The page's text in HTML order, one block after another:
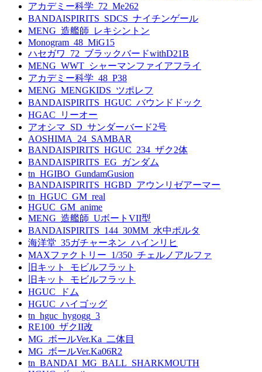
アカデミー科学_72_Me262
BANDAISPIRITS_SDCS_ナイチンゲール
MENG_造艦師_レキシントン
Monogram_48_MiG15
ハセガワ_72_ブラックバードwithD21B
MENG_WWT_シャーマンファイアフライ
アカデミー科学_48_P38
MENG_MENGKIDS_ツポレフ
BANDAISPIRITS_HGUC_バウンドドック
HGAC_リーオー
アオシマ_SD_サンダーバード2号
AOSHIMA_24_SAMBAR
BANDAISPIRITS_HGUC_234_ザク2体
BANDAISPIRITS_EG_ガンダム
tn_HGIBO_GundamGusion
BANDAISPIRITS_HGBD_アウンリゼアーマー
tn_HGUC_GM_real
HGUC_GM_anime
MENG_造艦師_UボートVII型
BANDAISPIRITS_144_30MM_水中ポルタ
海洋堂_35ガチャーネン_ハインリヒ
MAXファクトリー_1/350_チェルノアルファ
旧キット_モビルフラット
旧キット_モビルフラット
HGUC_ドム
HGUC_ハイゴッグ
tn_hguc_hygogg_3
RE100_ザクII改
MG_ボールVer.Ka_二体目
MG_ボールVer.Ka06R2
tn_BANDAI_MG_BALL_SHARKMOUTH